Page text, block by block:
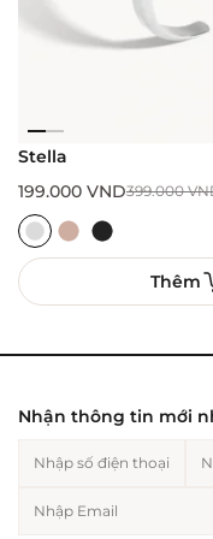
Stella
399.000
199.000 VND
Thêm
Nhận thông tin mới